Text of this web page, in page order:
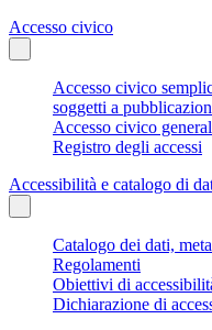
Accesso civico
Accesso civico
soggetti a
Accesso civico
Registro degli accessi
Accessibilità e catalogo di
Catalogo dei dati,
Regolamenti
Obiettivi di
Dichiarazione di